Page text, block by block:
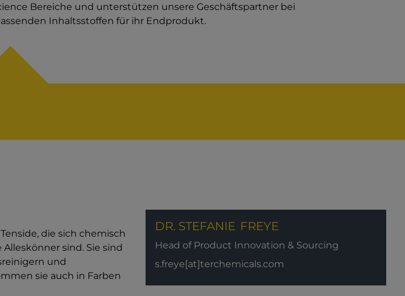
Bereiche und unterstützen unsere Geschäftspartner bei
Inhaltsstoffen für ihr Endprodukt.
die sich chemisch
sind. Sie sind
und
sie auch in Farben
DR. STEFANIE FREYE
Head of Product Innovation & Sourcing
s.freye[at]terchemicals.com